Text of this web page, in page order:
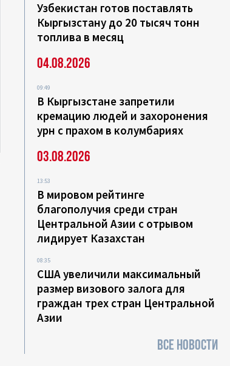
Узбекистан готов поставлять
Кыргызстану до 20 тысяч тонн
топлива в месяц
04.08.2026
09:49
В Кыргызстане запретили
кремацию людей и захоронения
урн с прахом в колумбариях
03.08.2026
13:53
В мировом рейтинге
благополучия среди стран
Центральной Азии с отрывом
лидирует Казахстан
08:35
США увеличили максимальный
размер визового залога для
граждан трех стран Центральной
Азии
ВСЕ НОВОСТИ